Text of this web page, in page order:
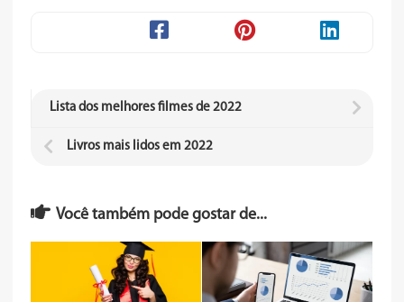
Lista dos melhores filmes de 2022
Livros mais lidos em 2022
Você também pode gostar de...